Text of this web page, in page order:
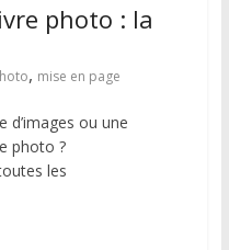
photo : la
, mise en page
d’images ou une
photo ?
les